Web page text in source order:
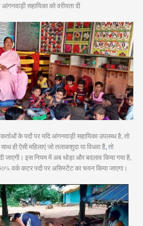
सहायिका को वरीयता दी
के पदों पर यदि आंगनवाड़ी सहायिका उपलब्ध है, तो
ही ऐसी महिलाएं जो तलाकशुदा या विधवा हैं,तो
जाएगी। इस नियम में अब थोड़ा और बदलाव किया गया है,
वर्क कटर पदों पर असिस्टेंट का चयन किया जाएगा।